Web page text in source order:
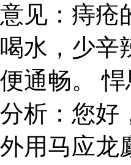
见：痔疮
水，少辛
通畅。
析：您好
用马应龙